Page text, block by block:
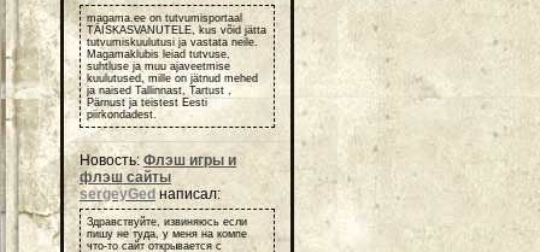
magama.ee on tutvumisportaal
TÄISKASVANUTELE, kus võid jätta
tutvumiskuulutusi ja vastata neile.
Magamaklubis leiad tutvuse,
suhtluse ja muu ajaveetmise
kuulutused, mille on jätnud mehed
ja naised Tallinnast, Tartust ,
Pärnust ja teistest Eesti
piirkondadest.
Новость:Флэш игры и
флэш сайты
sergeyGed написал:
Здравствуйте, извиняюсь если
пишу не туда, у меня на компе
что-то сайт открывается с